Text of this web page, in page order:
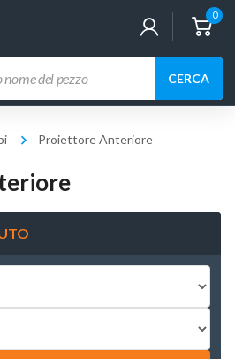
0
CERCA
Proiettore Anteriore